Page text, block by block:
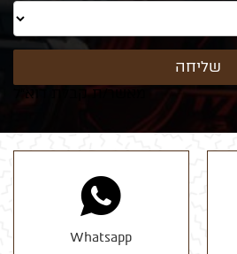
מאשר/ת קבלת דוא"ל
Whatsapp